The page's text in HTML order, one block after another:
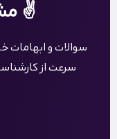
✌️
سوالات و ابهامات
سرعت از